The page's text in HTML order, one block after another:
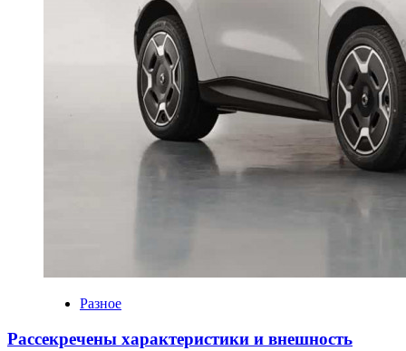
Разное
Рассекречены характеристики и внешность